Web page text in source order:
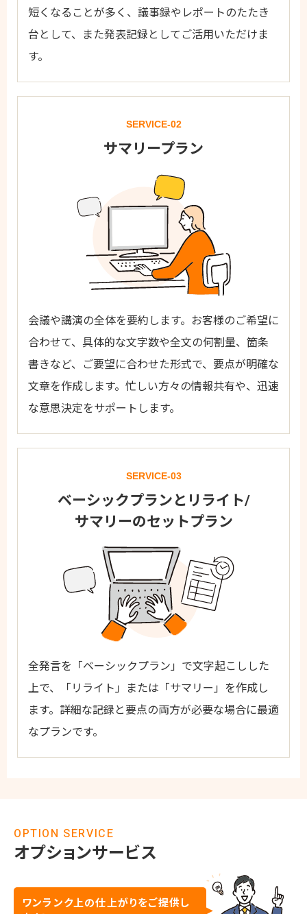
短くなることが多く、議事録やレポートのたたき
台として、また発表記録としてご活用いただけま
す。
SERVICE-02
サマリープラン
会議や講演の全体を要約します。お客様のご希望に
合わせて、具体的な文字数や全文の何割量、箇条
書きなど、ご要望に合わせた形式で、要点が明確な
文章を作成します。忙しい方々の情報共有や、迅速
な意思決定をサポートします。
SERVICE-03
ベーシックプランとリライト/
サマリーのセットプラン
全発言を「ベーシックプラン」で文字起こしした
上で、「リライト」または「サマリー」を作成し
ます。詳細な記録と要点の両方が必要な場合に最適
なプランです。
OPTION SERVICE
オプションサービス
ワンランク上の仕上がりをご提供し